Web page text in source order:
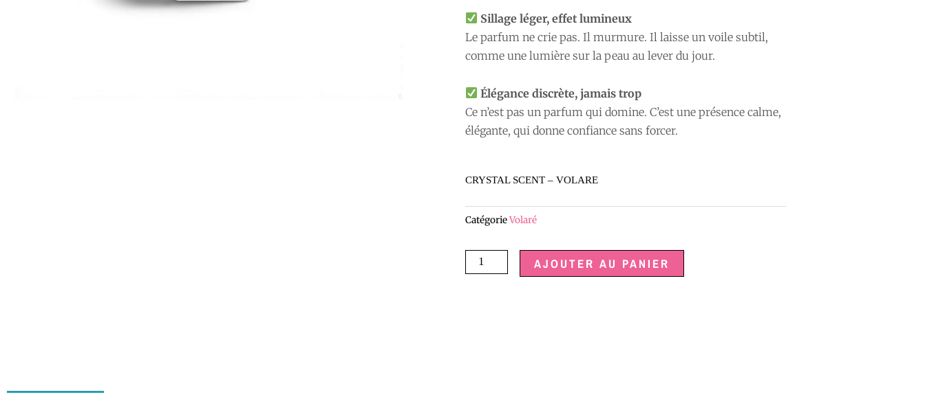
Sillage léger, effet lumineux
Le parfum ne crie pas. Il murmure. Il laisse un voile subtil,
comme une lumière sur la peau au lever du jour.
Élégance discrète, jamais trop
Ce n’est pas un parfum qui domine. C’est une présence calme,
élégante, qui donne confiance sans forcer.
CRYSTAL SCENT – VOLARE
CatégorieVolaré
quantité
AJOUTER AU PANIER